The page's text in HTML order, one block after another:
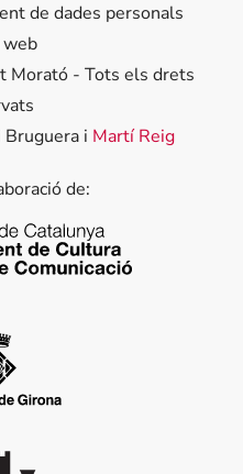
de dades personals
web
Morató - Tots els drets
i Martí Reig
de:
Catalunya
Girona